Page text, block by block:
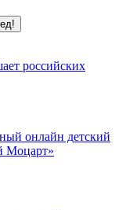
российских
онлайн детский
Моцарт»